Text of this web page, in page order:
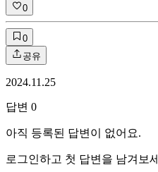
0
0
공유
2024.11.25
답변 0
아직 등록된 답변이 없어요.
로그인하고 첫 답변을 남겨보